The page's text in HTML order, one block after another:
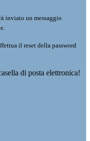
inviato un messaggio
il reset della password
di posta elettronica!